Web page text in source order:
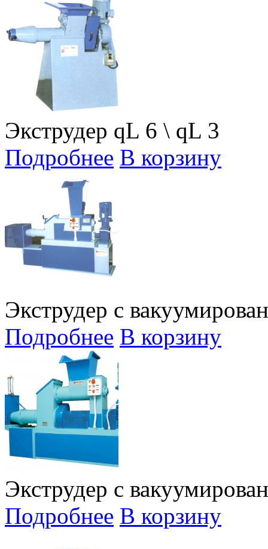
Экструдер qL 6 \ qL 3
Подробнее В корзину
Экструдер с
Подробнее В корзину
Экструдер с
Подробнее В корзину